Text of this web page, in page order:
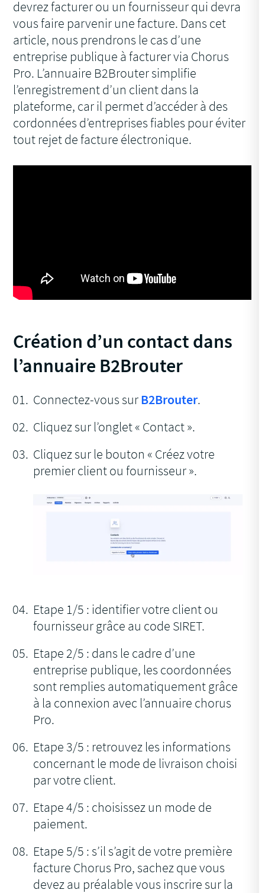
devrez facturer ou un fournisseur qui devra
vous faire parvenir une facture. Dans cet
article, nous prendrons le cas d’une
entreprise publique à facturer via Chorus
Pro. L’annuaire B2Brouter simplifie
l’enregistrement d’un client dans la
plateforme, car il permet d’accéder à des
cordonnées d’entreprises fiables pour éviter
tout rejet de facture électronique.
Création d’un contact dans
l’annuaire B2Brouter
Connectez-vous surB2Brouter.
Cliquez sur l’onglet « Contact ».
Cliquez sur le bouton « Créez votre
premier client ou fournisseur ».
Etape 1/5 : identifier votre client ou
fournisseur grâce au code SIRET.
Etape 2/5 : dans le cadre d’une
entreprise publique, les coordonnées
sont remplies automatiquement grâce
à la connexion avec l’annuaire chorus
Pro.
Etape 3/5 : retrouvez les informations
concernant le mode de livraison choisi
par votre client.
Etape 4/5 : choisissez un mode de
paiement.
Etape 5/5 : s’il s’agit de votre première
facture Chorus Pro, sachez que vous
devez au préalable vous inscrire sur la